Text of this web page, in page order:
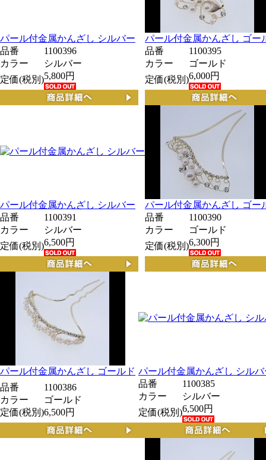
パール付金属かんざし シルバー
パール付金属かんざし ゴー
品番
1100396
カラー
シルバー
定価(税別)5,800円
品番
1100395
カラー
ゴールド
定価(税別)6,000円
パール付金属かんざし シルバー
パール付金属かんざし ゴー
品番
1100391
カラー
シルバー
定価(税別)6,500円
品番
1100390
カラー
ゴールド
定価(税別)6,300円
パール付金属かんざし ゴールド パール付金属かんざし シルバ
品番
1100386
カラー
ゴールド
定価(税別)6,500円
品番
1100385
カラー
シルバー
定価(税別)6,500円